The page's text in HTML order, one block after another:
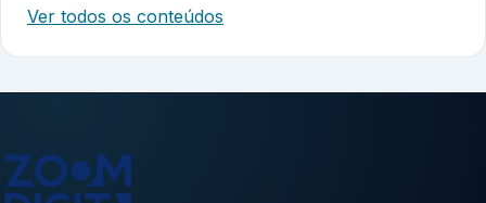
Ver todos os conteúdos